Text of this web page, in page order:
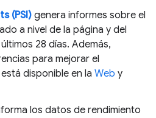
(PSI)genera informes sobre el
a nivel de la página y del
28 días. Además,
para mejorar el
disponible en la Web y
los datos de rendimiento